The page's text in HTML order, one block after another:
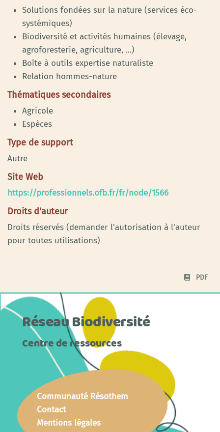
Solutions fondées sur la nature (services éco-
systémiques)
Biodiversité et activités humaines (élevage,
agroforesterie, agriculture, ...)
Boîte à outils expertise naturaliste
Relation hommes-nature
Thématiques secondaires
Agricole
Espèces
Type de support
Autre
Site Web
https://professionnels.ofb.fr/fr/node/1566
Droits d'auteur
Droits réservés (demander l'autorisation à l'auteur
pour toutes utilisations)
PDF
Réseau Biodiversité
Centre de ressources
Communauté Résothem
Contact
Mentions légales